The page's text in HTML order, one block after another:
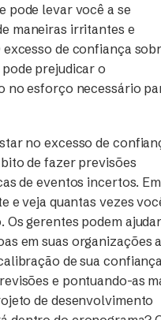
pode levar você a se
maneiras irritantes e
excesso de confiança
prejudicar o
no esforço necessário
no excesso de
de fazer previsões
de eventos incertos. Em
e veja quantas vezes
Os gerentes podem ajudar
em suas organizações a
de sua confiança
e pontuando-as
de desenvolvimento